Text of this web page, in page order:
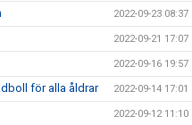
2022-09-23 08:37
2022-09-21 17:07
2022-09-16 19:57
för alla åldrar 2022-09-14 17:01
2022-09-12 11:10